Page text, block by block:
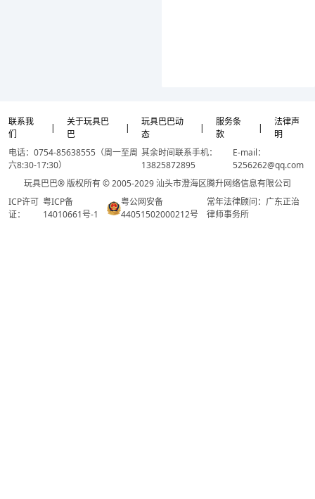
联系我
们
|
关于玩具巴
巴
|
玩具巴巴动
态
|
服务条
款
|
法律声
明
电话：0754-85638555（周一至周
六8:30-17:30）
其余时间联系手机：
13825872895
E-mail：
5256262@qq.com
玩具巴巴® 版权所有 © 2005-2029 汕头市澄海区腾升网络信息有限公司
ICP许可
证：
粤ICP备
14010661号-1
粤公网安备
44051502000212号
常年法律顾问：广东正治
律师事务所